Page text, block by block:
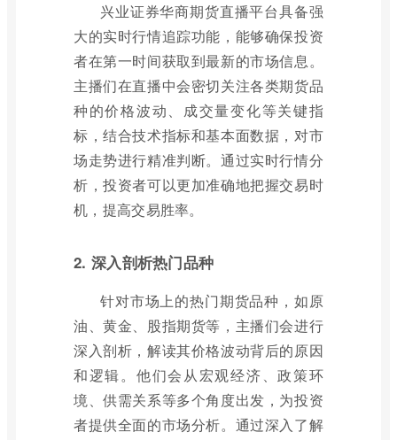
兴业证券华商期货直播平台具备强
大的实时行情追踪功能，能够确保投资
者在第一时间获取到最新的市场信息。
主播们在直播中会密切关注各类期货品
种的价格波动、成交量变化等关键指
标，结合技术指标和基本面数据，对市
场走势进行精准判断。通过实时行情分
析，投资者可以更加准确地把握交易时
机，提高交易胜率。
2. 深入剖析热门品种
针对市场上的热门期货品种，如原
油、黄金、股指期货等，主播们会进行
深入剖析，解读其价格波动背后的原因
和逻辑。他们会从宏观经济、政策环
境、供需关系等多个角度出发，为投资
者提供全面的市场分析。通过深入了解